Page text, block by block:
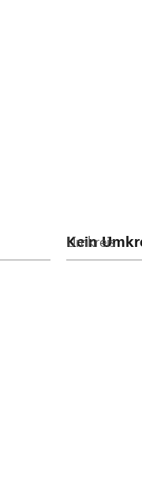
Umkreis